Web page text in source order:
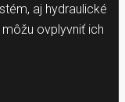
aj hydraulické
ovplyvniť ich